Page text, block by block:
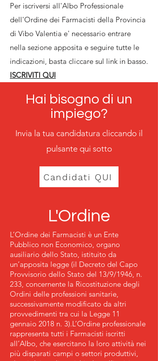
Per iscriversi all'Albo Professionale
dell'Ordine dei Farmacisti della Provincia
di Vibo Valentia e' necessario entrare
nella sezione apposita e seguire tutte le
indicazioni, basta cliccare sul link in basso.
ISCRIVITI QUI
Hai bisogno di un
impiego?
Invia la tua candidatura cliccando il
pulsante qui sotto
Candidati QUI
L'Ordine
L’Ordine dei Farmacisti è un Ente
Pubblico non Economico, organo
ausiliario dello Stato, istituito da
un’apposita legge (il Decreto del Capo
Provvisorio dello Stato del 13/9/1946, n.
233, concernente la Ricostituzione degli
Ordini delle professioni sanitarie,
successivamente modificato da altri
provvedimenti tra cui la Legge 11
gennaio 2018 n. 3).L’Ordine professionale
rappresenta tutti i Farmacisti iscritti
all’Albo, che esercitano la loro attività nei
più disparati campi o settori produttivi,